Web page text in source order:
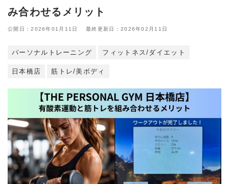
み合わせるメリット
公開日：2026年01月11日 最終更新日：2026年02月11日
パーソナルトレーニング フィットネス/ダイエット
日本橋店 筋トレ/美ボディ